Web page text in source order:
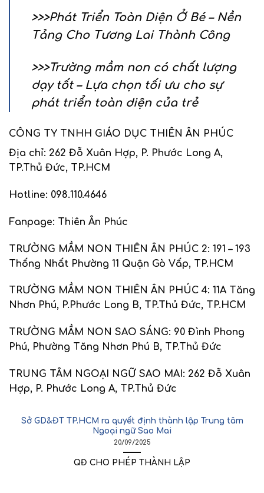
>>>Phát Triển Toàn Diện Ở Bé – Nền
Tảng Cho Tương Lai Thành Công
>>>Trường mầm non có chất lượng
dạy tốt – Lựa chọn tối ưu cho sự
phát triển toàn diện của trẻ
CÔNG TY TNHH GIÁO DỤC THIÊN ÂN PHÚC
Địa chỉ: 262 Đỗ Xuân Hợp, P. Phước Long A,
TP.Thủ Đức, TP.HCM
Hotline: 098.110.4646
Fanpage: Thiên Ân Phúc
TRƯỜNG MẦM NON THIÊN ÂN PHÚC 2: 191 – 193
Thống Nhất Phường 11 Quận Gò Vấp, TP.HCM
TRƯỜNG MẦM NON THIÊN ÂN PHÚC 4: 11A Tăng
Nhơn Phú, P.Phước Long B, TP.Thủ Đức, TP.HCM
TRƯỜNG MẦM NON SAO SÁNG: 90 Đình Phong
Phú, Phường Tăng Nhơn Phú B, TP.Thủ Đức
TRUNG TÂM NGOẠI NGỮ SAO MAI: 262 Đỗ Xuân
Hợp, P. Phước Long A, TP.Thủ Đức
Sở GD&ĐT TP.HCM ra quyết định thành lập Trung tâm
Ngoại ngữ Sao Mai
20/09/2025
QĐ CHO PHÉP THÀNH LẬP